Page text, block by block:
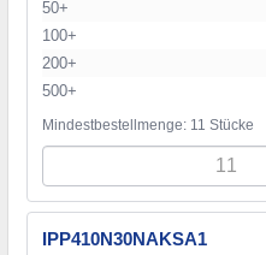
50+
100+
200+
500+
Mindestbestellmenge: 11 Stücke
IPP410N30NAKSA1